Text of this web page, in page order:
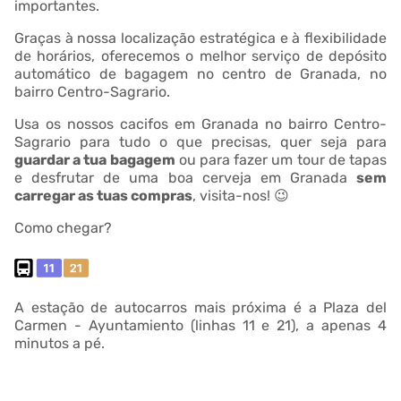
importantes.
Graças à nossa localização estratégica e à flexibilidade
de horários, oferecemos o melhor serviço de depósito
automático de bagagem no centro de Granada, no
bairro Centro-Sagrario.
Usa os nossos cacifos em Granada no bairro Centro-
Sagrario para tudo o que precisas, quer seja para
guardar a tua bagagem ou para fazer um tour de tapas
e desfrutar de uma boa cerveja em Granada sem
carregar as tuas compras, visita-nos! 😉
Como chegar?
A estação de autocarros mais próxima é a Plaza del
Carmen - Ayuntamiento (linhas 11 e 21), a apenas 4
minutos a pé.